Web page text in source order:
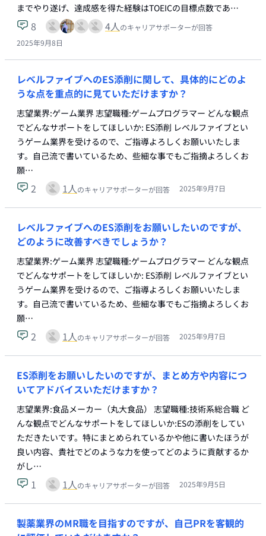
までやり遂げ、達成感を得た経験はTOEICの目標点数であ…
8 4人のキャリアサポーターが回答
2025年9月8日
レベルファイブへのES添削に関して、具体的にどのよ
うな点を重点的に見ていただけますか？
志望業界:ゲーム業界 志望職種:ゲームプログラマー どんな観点
でどんなサポートをしてほしいか: ES添削 レベルファイブとい
うゲーム業界を受けるので、ご指導よろしくお願いいたしま
す。自己流で書いているため、些細な事でもご指摘よろしくお
願…
2 1人のキャリアサポーターが回答 2025年9月7日
レベルファイブへのES添削をお願いしたいのですが、
どのように改善すべきでしょうか？
志望業界:ゲーム業界 志望職種:ゲームプログラマー どんな観点
でどんなサポートをしてほしいか: ES添削 レベルファイブとい
うゲーム業界を受けるので、ご指導よろしくお願いいたしま
す。自己流で書いているため、些細な事でもご指摘よろしくお
願…
2 1人のキャリアサポーターが回答 2025年9月7日
ES添削をお願いしたいのですが、まとめ方や内容につ
いてアドバイスいただけますか？
志望業界:食品メーカー（丸大食品） 志望職種:技術系総合職 ど
んな観点でどんなサポートをしてほしいか:ESの添削をしてい
ただきたいです。特にまとめられているかや他に書いたほうが
良い内容、貴社でどのような力を使ってどのように貢献するか
がし…
1 1人のキャリアサポーターが回答 2025年9月5日
製薬業界のMR職を目指すのですが、自己PRを客観的